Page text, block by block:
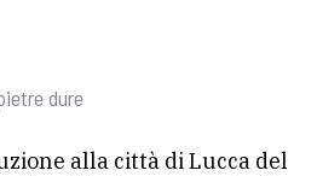
dure
alla città di Lucca del